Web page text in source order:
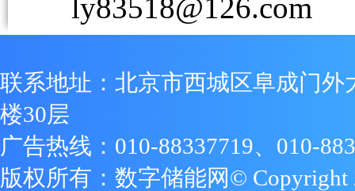
ly83518@126.com
联系地址：北京市西城区阜成门外
楼30层
广告热线：010-88337719、010-
版权所有：数字储能网© Copyright